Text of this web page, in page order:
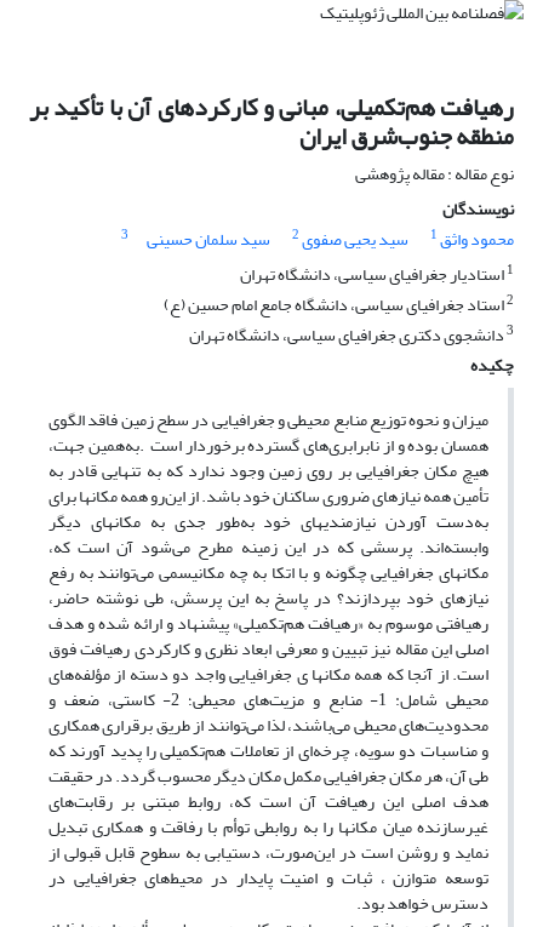
رهیافت هم‌تکمیلی، مبانی و کارکردهای آن با تأکید بر
منطقه جنوب‌شرق ایران
نوع مقاله : مقاله پژوهشی
نویسندگان
محمود واثق1 سید یحیی صفوی2 سید سلمان حسینی
3
1استادیار جغرافیای سیاسی، دانشگاه تهران
2استاد جغرافیای سیاسی، دانشگاه جامع امام حسین (ع)
3دانشجوی دکتری جغرافیای سیاسی، دانشگاه تهران
چکیده
میزان و نحوه توزیع منابع محیطی و جغرافیایی در سطح زمین فاقد الگوی
همسان بوده و از نابرابری‌های گسترده برخوردار است .به‌همین جهت،
هیچ مکان جغرافیایی بر روی زمین وجود ندارد که به تنهایی قادر به
تأمین همه نیازهای ضروری ساکنان خود باشد. از این‌رو همه مکانها برای
به‌دست آوردن نیازمندیهای خود به‌طور جدی به مکانهای دیگر
وابسته‌اند. پرسشی که در این زمینه مطرح می‌شود آن است که،
مکانهای جغرافیایی چگونه و با اتکا به چه مکانیسمی می‌توانند به رفع
نیازهای خود بپردازند؟ در پاسخ به این پرسش، طی نوشته حاضر،
رهیافتی موسوم به «رهیافت هم‌تکمیلی» پیشنهاد و ارائه شده و هدف
اصلی این مقاله نیز تبیین و معرفی ابعاد نظری و کارکردی رهیافت فوق
است. از آنجا که همه مکانها ی جغرافیایی واجد دو دسته از مؤلفه‌های
محیطی شامل: 1- منابع و مزیت‌های محیطی؛ 2- کاستی، ضعف و
محدودیت‌های محیطی می‌باشند، لذا می‌توانند از طریق برقراری همکاری
و مناسبات دو سویه، چرخه‌ای از تعاملات هم‌تکمیلی را پدید آورند که
طی آن، هر مکان جغرافیایی مکمل مکان دیگر محسوب گردد. در حقیقت
هدف اصلی این رهیافت آن است که، روابط مبتنی بر رقابت‌های
غیرسازنده میان مکانها را به روابطی توأم با رفاقت و همکاری تبدیل
نماید و روشن است در این‌صورت، دستیابی به سطوح قابل قبولی از
توسعه متوازن ، ثبات و امنیت پایدار در محیط‌های جغرافیایی در
دسترس خواهد بود.